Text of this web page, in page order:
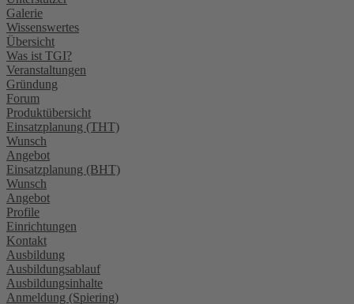
Galerie
Wissenswertes
Übersicht
Was ist TGI?
Veranstaltungen
Gründung
Forum
Produktübersicht
Einsatzplanung (THT)
Wunsch
Angebot
Einsatzplanung (BHT)
Wunsch
Angebot
Profile
Einrichtungen
Kontakt
Ausbildung
Ausbildungsablauf
Ausbildungsinhalte
Anmeldung (Spiering)